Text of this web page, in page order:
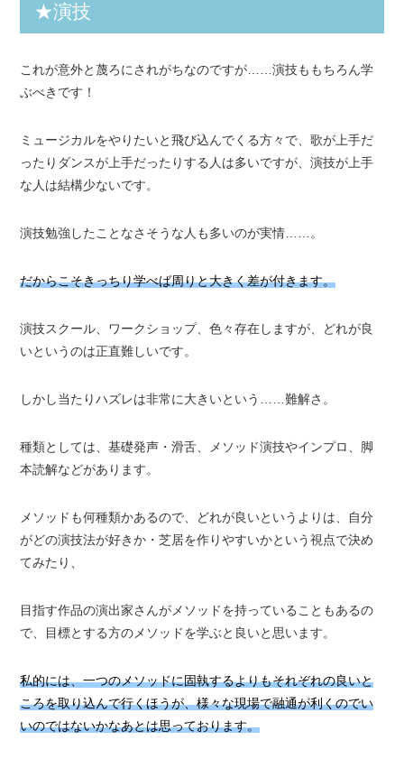
★演技
これが意外と蔑ろにされがちなのですが……演技ももちろん学
ぶべきです！
ミュージカルをやりたいと飛び込んでくる方々で、歌が上手だ
ったりダンスが上手だったりする人は多いですが、演技が上手
な人は結構少ないです。
演技勉強したことなさそうな人も多いのが実情……。
だからこそきっちり学べば周りと大きく差が付きます。
演技スクール、ワークショップ、色々存在しますが、どれが良
いというのは正直難しいです。
しかし当たりハズレは非常に大きいという……難解さ。
種類としては、基礎発声・滑舌、メソッド演技やインプロ、脚
本読解などがあります。
メソッドも何種類かあるので、どれが良いというよりは、自分
がどの演技法が好きか・芝居を作りやすいかという視点で決め
てみたり、
目指す作品の演出家さんがメソッドを持っていることもあるの
で、目標とする方のメソッドを学ぶと良いと思います。
私的には、一つのメソッドに固執するよりもそれぞれの良いと
ころを取り込んで行くほうが、様々な現場で融通が利くのでい
いのではないかなあとは思っております。